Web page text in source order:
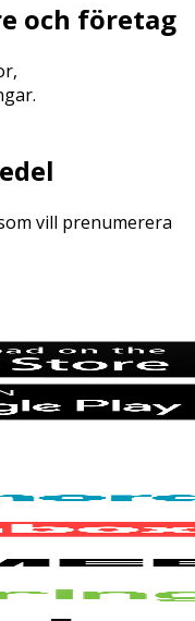
och företag
vill prenumerera